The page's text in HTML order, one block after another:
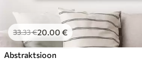
33.33€20.00 €
Abstraktsioon